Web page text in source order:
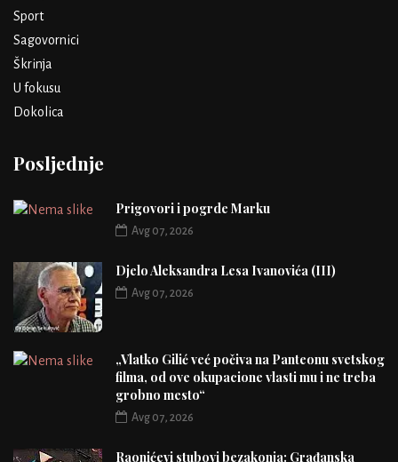
Sport
Sagovornici
Škrinja
U fokusu
Dokolica
Posljednje
Prigovori i pogrde Marku
Avg 07, 2026
Djelo Aleksandra Lesa Ivanovića (III)
Avg 07, 2026
„Vlatko Gilić već počiva na Panteonu svetskog
filma, od ove okupacione vlasti mu i ne treba
grobno mesto“
Avg 07, 2026
Raonićevi stubovi bezakonja: Građanska